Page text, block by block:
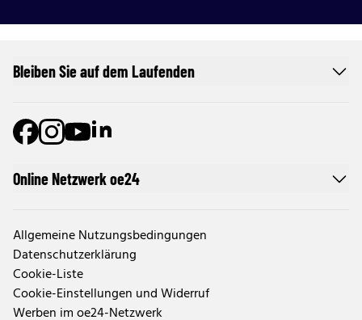
Online Netzwerk oe24
Allgemeine Nutzungsbedingungen
Datenschutzerklärung
Cookie-Liste
Cookie-Einstellungen und Widerruf
Werben im oe24-Netzwerk
Bleiben Sie auf dem Laufenden